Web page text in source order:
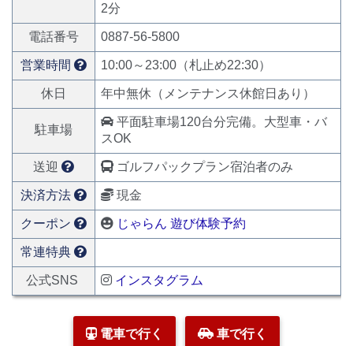
2分
電話番号 0887-56-5800
営業時間 10:00～23:00（札止め22:30）
休日 年中無休（メンテナンス休館日あり）
駐車場
平面駐車場120台分完備。大型車・バ
スOK
送迎 ゴルフパックプラン宿泊者のみ
決済方法 現金
クーポン じゃらん 遊び体験予約
常連特典
公式SNS インスタグラム
電車で行く 車で行く